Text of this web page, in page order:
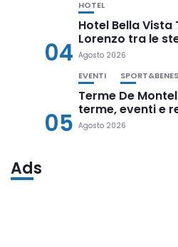
04
HOTEL
Hotel Bella
Lorenzo tra le
Agosto 2026
05
EVENTI
Terme De
terme, eventi e
Agosto 2026
Ads